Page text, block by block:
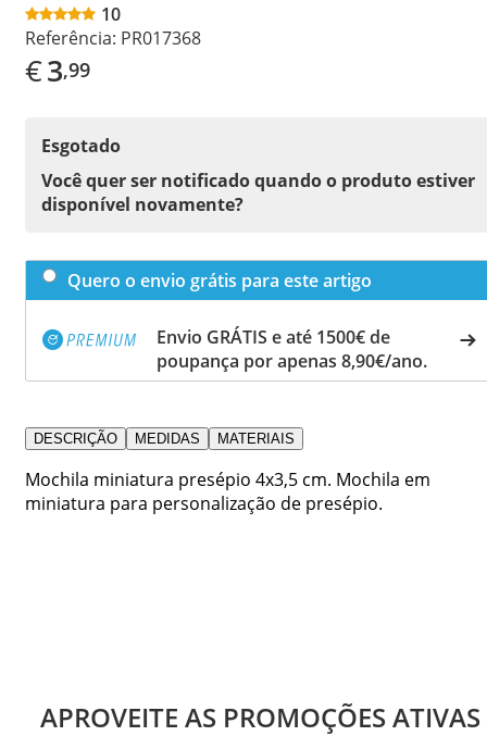
10
Referência: PR017368
€3,99
Esgotado
Você quer ser notificado quando o produto estiver
disponível novamente?
Quero o envio grátis para este artigo
Envio GRÁTIS e até 1500€ de
poupança por apenas 8,90€/ano.
DESCRIÇÃO MEDIDAS MATERIAIS
Mochila miniatura presépio 4x3,5 cm. Mochila em
miniatura para personalização de presépio.
APROVEITE AS PROMOÇÕES ATIVAS